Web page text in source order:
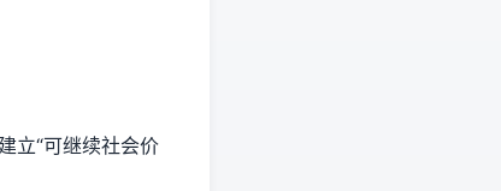
立“可继续社会价